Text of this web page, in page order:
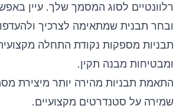
רלוונטיים לסוג המסמך שלך. עיין
ובחר תבנית שמתאימה לצרכיך
תבניות מספקות נקודת התחלה
ומבטיחות מבנה תקין.
התאמת תבניות מהירה יותר מיצירת
שמירה על סטנדרטים מקצועיים.